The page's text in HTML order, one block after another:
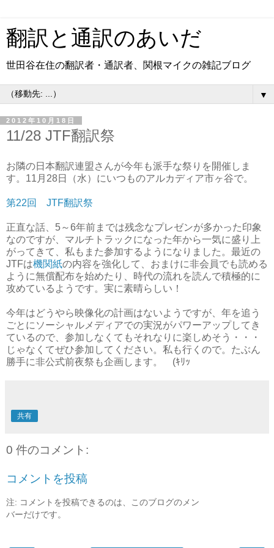
翻訳と通訳のあいだ
世田谷在住の翻訳者・通訳者、関根マイクの雑記ブログ
▼
2012年10月18日
11/28 JTF翻訳祭
お隣の日本翻訳連盟さんが今年も派手な祭りを開催しま
す。11月28日（水）にいつものアルカディア市ヶ谷で。
第22回 JTF翻訳祭
正直な話、5～6年前までは残念なプレゼンが多かった印象
なのですが、マルチトラックになった年から一気に盛り上
がってきて、私もまた参加するようになりました。最近の
JTFは機関紙の内容を強化して、おまけに非会員でも読める
ように無償配布を始めたり、時代の流れを読んで積極的に
攻めているようです。実に素晴らしい！
今年はどうやら映像化の計画はないようですが、年を追う
ごとにソーシャルメディアでの実況がパワーアップしてき
ているので、参加しなくてもそれなりに楽しめそう・・・
じゃなくてぜひ参加してください。私も行くので。たぶん
勝手に非公式前夜祭も企画します。 (ｷﾘｯ
共有
0 件のコメント:
コメントを投稿
注: コメントを投稿できるのは、このブログのメン
バーだけです。